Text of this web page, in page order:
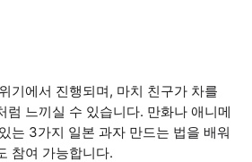
기에서 진행되며, 마치 친구가 차를
럼 느끼실 수 있습니다. 만화나 애니메
는 3가지 일본 과자 만드는 법을 배워
참여 가능합니다.